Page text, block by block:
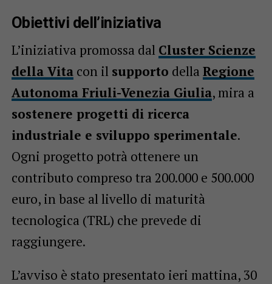
Obiettivi dell’iniziativa
L’iniziativa promossa dal Cluster Scienze
della Vitacon il supporto della Regione
Autonoma Friuli-Venezia Giulia, mira a
sostenere progetti di ricerca
industriale e sviluppo sperimentale.
Ogni progetto potrà ottenere un
contributo compreso tra 200.000 e 500.000
euro, in base al livello di maturità
tecnologica (TRL) che prevede di
raggiungere.
L’avviso è stato presentato ieri mattina, 30